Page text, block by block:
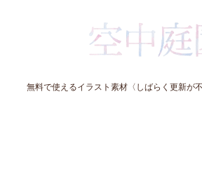
無料で使えるイラスト素材〈しばらく更新が